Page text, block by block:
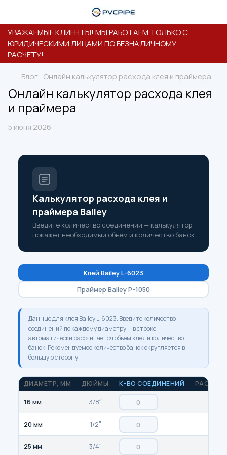
УВАЖАЕМЫЕ КЛИЕНТЫ! МЫ РАБОТАЕМ ТОЛЬКО С
ЮРИДИЧЕСКИМИ ЛИЦАМИ ПО БЕЗНАЛИЧНОМУ
РАСЧЕТУ!
Блог Онлайн калькулятор расхода клея и праймера
Онлайн калькулятор расхода клея
и праймера
5 июня 2026
Калькулятор расхода клея и
праймера Bailey
Введите количество соединений — калькулятор
покажет необходимый объем и количество банок
Клей Bailey L-6023
Праймер Bailey P-1050
Данные для клея Bailey L-6023. Введите количество
соединений по каждому диаметру — в строке
автоматически рассчитается объем клея и количество
банок. Рекомендуемое количество банок округляется в
большую сторону.
ДИАМЕТР, ММ ДЮЙМЫ К-ВО СОЕДИНЕНИЙ РАСХОД
16 мм 3/8″
20 мм 1/2″
25 мм 3/4″